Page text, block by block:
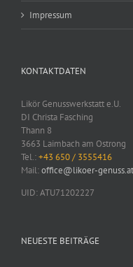
Impressum
KONTAKTDATEN
Likör Genusswerkstatt e.U.
DI Christa Fasching
Thann 8
3663 Laimbach am Ostrong
Tel.:+43 650 / 3555416
Mail:office@likoer-genuss.at
UID: ATU71202227
NEUESTE BEITRÄGE